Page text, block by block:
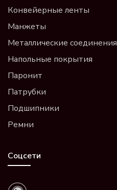
Конвейерные ленты
Манжеты
Металлические соединения
Напольные покрытия
Паронит
Патрубки
Подшипники
Ремни
Соцсети